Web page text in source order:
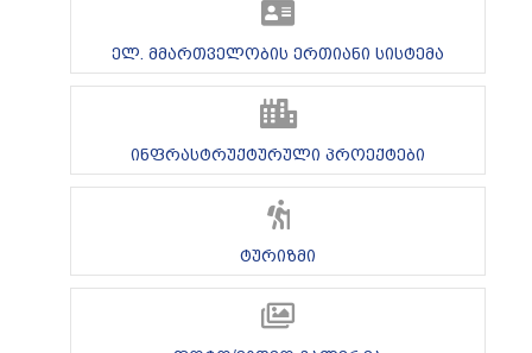
ელ. მმართველობის ერთიანი სისტემა
ინფრასტრუქტურული პროექტები
ტურიზმი